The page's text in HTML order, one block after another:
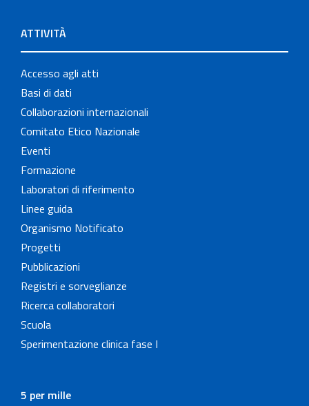
ATTIVITÀ
Accesso agli atti
Basi di dati
Collaborazioni internazionali
Comitato Etico Nazionale
Eventi
Formazione
Laboratori di riferimento
Linee guida
Organismo Notificato
Progetti
Pubblicazioni
Registri e sorveglianze
Ricerca collaboratori
Scuola
Sperimentazione clinica fase I
5 per mille